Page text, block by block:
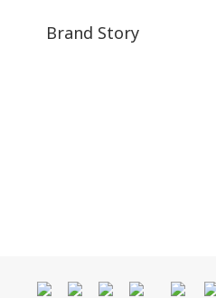
Brand Story